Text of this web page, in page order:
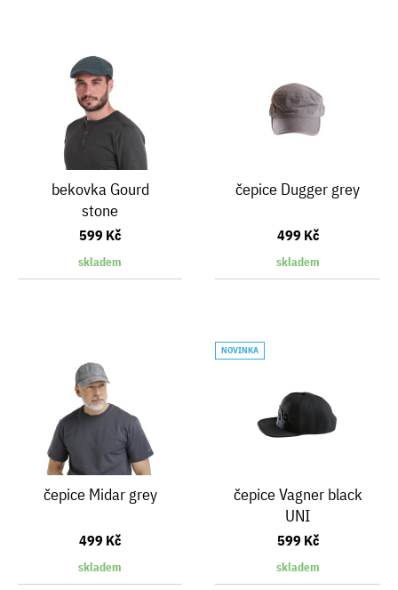
bekovka Gourd
stone
599 Kč
skladem
čepice Dugger grey
499 Kč
skladem
čepice Midar grey
499 Kč
skladem
NOVINKA
čepice Vagner black
UNI
599 Kč
skladem